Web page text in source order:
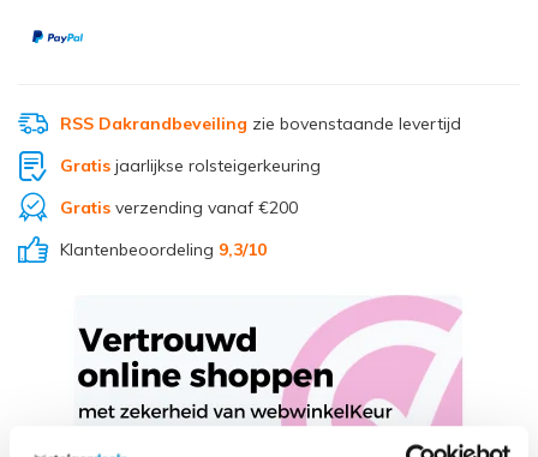
RSS Dakrandbeveiling zie bovenstaande levertijd
Gratisjaarlijkse rolsteigerkeuring
Gratisverzending vanaf €200
Klantenbeoordeling 9,3/10